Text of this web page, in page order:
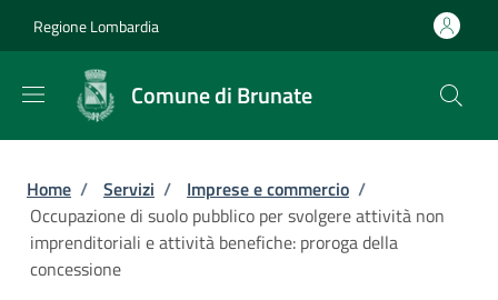
Regione Lombardia
Comune di Brunate
Briciole di pane
Home / Servizi / Imprese e commercio /
Occupazione di suolo pubblico per svolgere attività non
imprenditoriali e attività benefiche: proroga della
concessione